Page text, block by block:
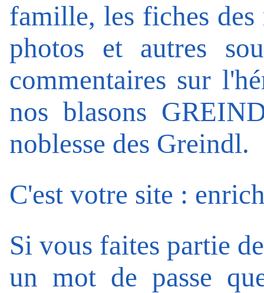
famille, les fiches
photos et autres
commentaires sur
nos blasons
noblesse des Greindl.
C'est votre site :
Si vous faites partie
un mot de passe